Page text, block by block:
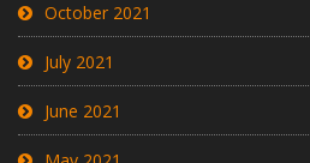
October 2021
July 2021
June 2021